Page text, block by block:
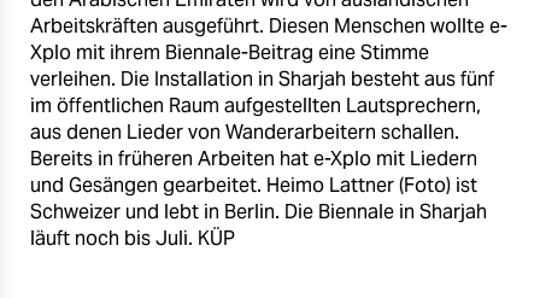
epaper login
Arbeitskräften ausgeführt. Diesen Menschen wollte e-
Xplo mit ihrem Biennale-Beitrag eine Stimme
verleihen. Die Installation in Sharjah besteht aus fünf
im öffentlichen Raum aufgestellten Lautsprechern,
aus denen Lieder von Wanderarbeitern schallen.
Bereits in früheren Arbeiten hat e-Xplo mit Liedern
und Gesängen gearbeitet. Heimo Lattner (Foto) ist
Schweizer und lebt in Berlin. Die Biennale in Sharjah
läuft noch bis Juli. KÜP